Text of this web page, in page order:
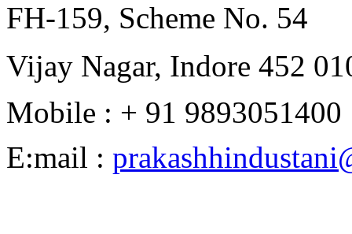
FH-159, Scheme No. 54
Vijay Nagar, Indore 452
Mobile : + 91 9893051400
E:mail :